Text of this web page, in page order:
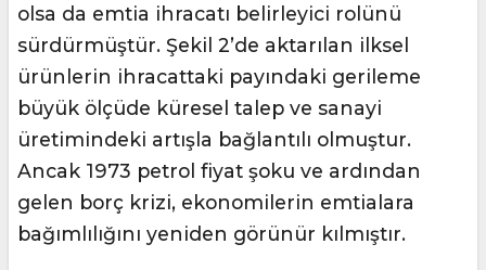
olsa da emtia ihracatı belirleyici rolünü
sürdürmüştür. Şekil 2’de aktarılan ilksel
ürünlerin ihracattaki payındaki gerileme
büyük ölçüde küresel talep ve sanayi
üretimindeki artışla bağlantılı olmuştur.
Ancak 1973 petrol fiyat şoku ve ardından
gelen borç krizi, ekonomilerin emtialara
bağımlılığını yeniden görünür kılmıştır.